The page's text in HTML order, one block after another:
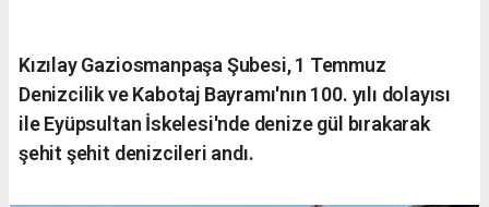
Kızılay Gaziosmanpaşa Şubesi, 1 Temmuz
Denizcilik ve Kabotaj Bayramı'nın 100. yılı dolayısı
ile Eyüpsultan İskelesi'nde denize gül bırakarak
şehit şehit denizcileri andı.